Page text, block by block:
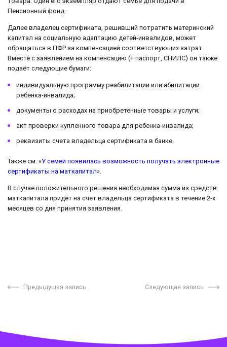
Пенсионный фонд.
Далее владелец сертификата, решивший потратить материнский
капитал на социальную адаптацию детей-инвалидов, может
обращаться в ПФР за компенсацией соответствующих затрат.
Вместе с заявлением на компенсацию (+ паспорт, СНИЛС) он также
подаёт следующие бумаги:
индивидуальную программу реабилитации или абилитации
ребенка-инвалида;
документы о расходах на приобретенные товары и услуги;
акт проверки купленного товара для ребенка-инвалида;
реквизиты счета владельца сертификата в банке.
Также см. «У семей появилась возможность получать электронные
сертификаты на маткапитал».
В случае положительного решения необходимая сумма из средств
маткапитала придёт на счет владельца сертификата в течение 2-х
месяцев со дня принятия заявления.
Предыдущая запись Следующая запись